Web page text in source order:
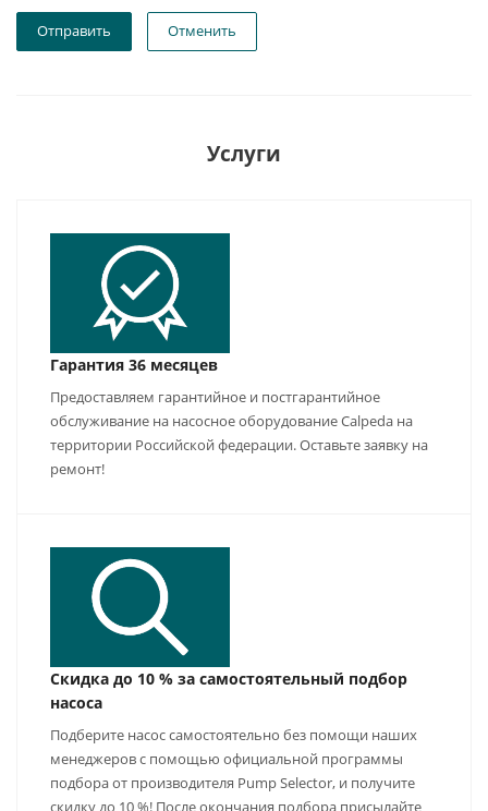
Отправить Отменить
Услуги
Гарантия 36 месяцев
Предоставляем гарантийное и постгарантийное
обслуживание на насосное оборудование Calpeda на
территории Российской федерации. Оставьте заявку на
ремонт!
Скидка до 10 % за самостоятельный подбор
насоса
Подберите насос самостоятельно без помощи наших
менеджеров с помощью официальной программы
подбора от производителя Pump Selector, и получите
скидку до 10 %! После окончания подбора присылайте